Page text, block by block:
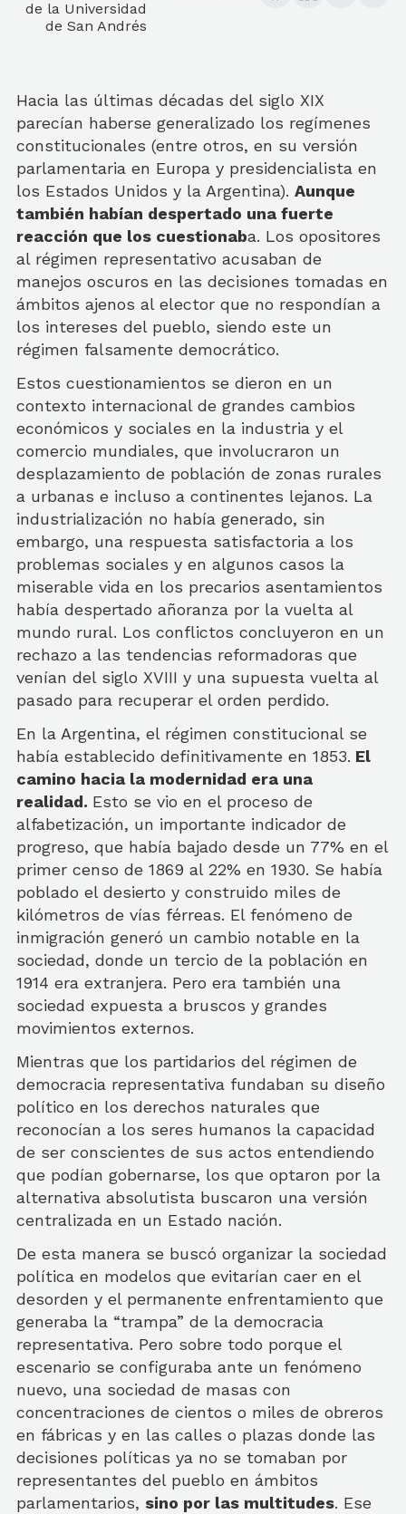
de la Universidad
de San Andrés
Hacia las últimas décadas del siglo XIX
parecían haberse generalizado los regímenes
constitucionales (entre otros, en su versión
parlamentaria en Europa y presidencialista en
los Estados Unidos y la Argentina). Aunque
también habían despertado una fuerte
reacción que los cuestionaba. Los opositores
al régimen representativo acusaban de
manejos oscuros en las decisiones tomadas en
ámbitos ajenos al elector que no respondían a
los intereses del pueblo, siendo este un
régimen falsamente democrático.
Estos cuestionamientos se dieron en un
contexto internacional de grandes cambios
económicos y sociales en la industria y el
comercio mundiales, que involucraron un
desplazamiento de población de zonas rurales
a urbanas e incluso a continentes lejanos. La
industrialización no había generado, sin
embargo, una respuesta satisfactoria a los
problemas sociales y en algunos casos la
miserable vida en los precarios asentamientos
había despertado añoranza por la vuelta al
mundo rural. Los conflictos concluyeron en un
rechazo a las tendencias reformadoras que
venían del siglo XVIII y una supuesta vuelta al
pasado para recuperar el orden perdido.
En la Argentina, el régimen constitucional se
había establecido definitivamente en 1853. El
camino hacia la modernidad era una
realidad. Esto se vio en el proceso de
alfabetización, un importante indicador de
progreso, que había bajado desde un 77% en el
primer censo de 1869 al 22% en 1930. Se había
poblado el desierto y construido miles de
kilómetros de vías férreas. El fenómeno de
inmigración generó un cambio notable en la
sociedad, donde un tercio de la población en
1914 era extranjera. Pero era también una
sociedad expuesta a bruscos y grandes
movimientos externos.
Mientras que los partidarios del régimen de
democracia representativa fundaban su diseño
político en los derechos naturales que
reconocían a los seres humanos la capacidad
de ser conscientes de sus actos entendiendo
que podían gobernarse, los que optaron por la
alternativa absolutista buscaron una versión
centralizada en un Estado nación.
De esta manera se buscó organizar la sociedad
política en modelos que evitarían caer en el
desorden y el permanente enfrentamiento que
generaba la “trampa” de la democracia
representativa. Pero sobre todo porque el
escenario se configuraba ante un fenómeno
nuevo, una sociedad de masas con
concentraciones de cientos o miles de obreros
en fábricas y en las calles o plazas donde las
decisiones políticas ya no se tomaban por
representantes del pueblo en ámbitos
parlamentarios, sino por las multitudes. Ese